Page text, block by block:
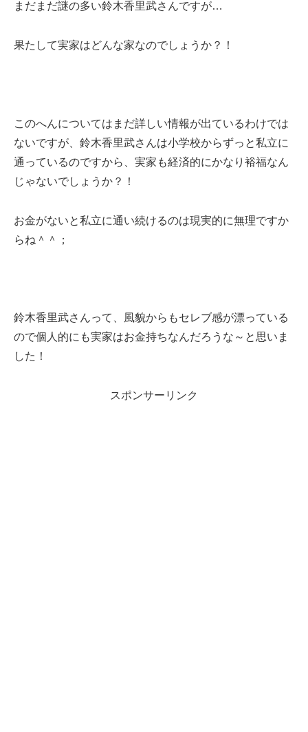
まだまだ謎の多い鈴木香里武さんですが…
果たして実家はどんな家なのでしょうか？！
このへんについてはまだ詳しい情報が出ているわけでは
ないですが、鈴木香里武さんは小学校からずっと私立に
通っているのですから、実家も経済的にかなり裕福なん
じゃないでしょうか？！
お金がないと私立に通い続けるのは現実的に無理ですか
らね＾＾；
鈴木香里武さんって、風貌からもセレブ感が漂っている
ので個人的にも実家はお金持ちなんだろうな～と思いま
した！
スポンサーリンク